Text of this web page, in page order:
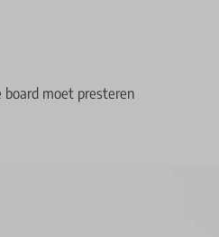
board moet presteren